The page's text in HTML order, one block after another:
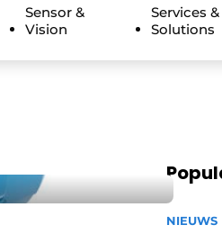
Sensor &
Vision
Services &
Solutions
NIEUWS